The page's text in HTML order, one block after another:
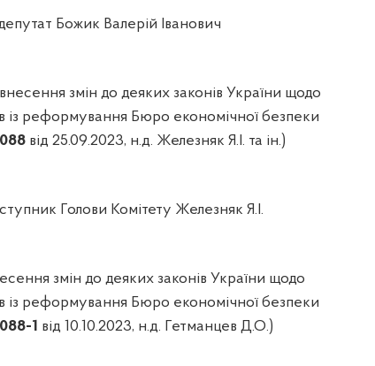
Божик Валерій Іванович
змін до деяких законів України щодо
із реформування Бюро економічної безпеки
від 25.09.2023, н.д. Железняк Я.І. та ін.)
Голови Комітету Железняк Я.І.
змін до деяких законів України щодо
із реформування Бюро економічної безпеки
1 від 10.10.2023, н.д. Гетманцев Д.О.)